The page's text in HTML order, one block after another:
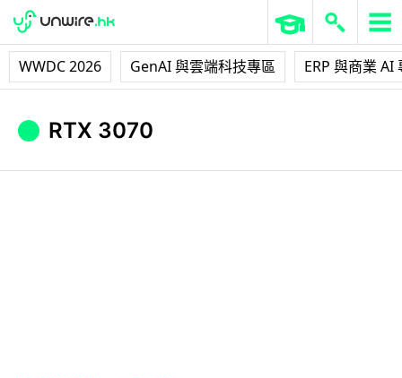
WWDC 2026 GenAI 與雲端科技專區 ERP 與商業 AI
RTX 3070